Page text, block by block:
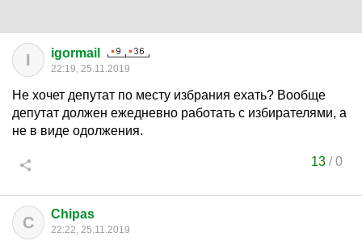
I igormail
22:19, 25.11.2019
Не хочет депутат по месту избрания ехать? Вообще
депутат должен ежедневно работать с избирателями, а
не в виде одолжения.
13 /0
C Chipas
22:22, 25.11.2019